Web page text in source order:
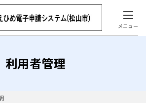
メニュー
利用者管理